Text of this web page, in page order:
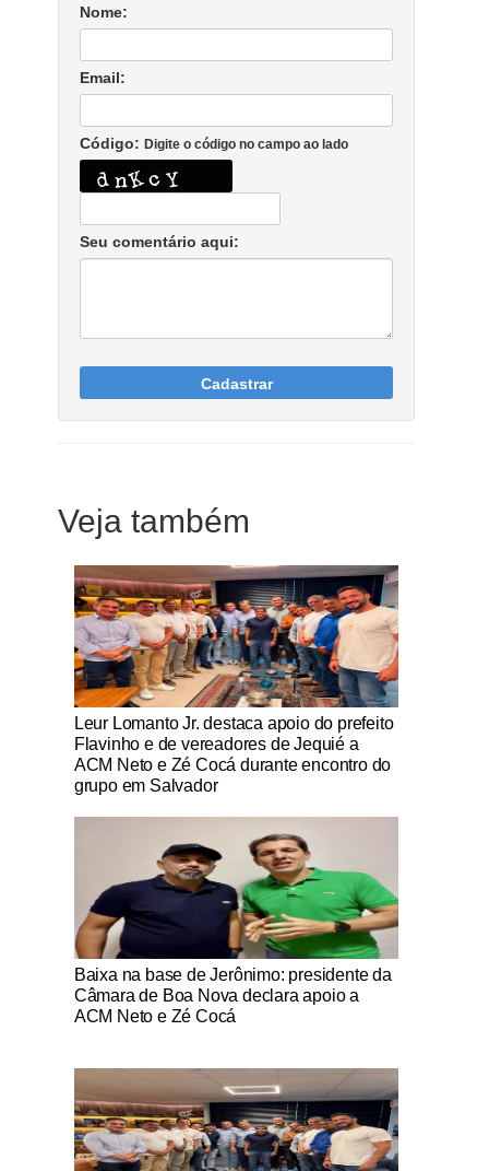
Nome:
Email:
Código: Digite o código no campo ao lado
Seu comentário aqui:
Cadastrar
Veja também
Notícias Católicas
Leur Lomanto Jr. destaca apoio do prefeito
Flavinho e de vereadores de Jequié a
ACM Neto e Zé Cocá durante encontro do
grupo em Salvador
Notícias Católicas
Baixa na base de Jerônimo: presidente da
Câmara de Boa Nova declara apoio a
ACM Neto e Zé Cocá